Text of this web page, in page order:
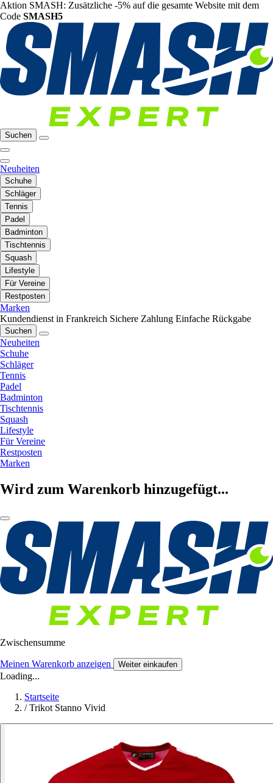
Aktion SMASH: Zusätzliche -5% auf die gesamte Website mit dem
Code SMASH5
Suchen
Neuheiten
Schuhe
Schläger
Tennis
Padel
Badminton
Tischtennis
Squash
Lifestyle
Für Vereine
Restposten
Marken
Kundendienst in Frankreich Sichere Zahlung Einfache Rückgabe
Suchen
Neuheiten
Schuhe
Schläger
Tennis
Padel
Badminton
Tischtennis
Squash
Lifestyle
Für Vereine
Restposten
Marken
Wird zum Warenkorb hinzugefügt...
Zwischensumme
Meinen Warenkorb anzeigen Weiter einkaufen
Loading...
Startseite
/ Trikot Stanno Vivid